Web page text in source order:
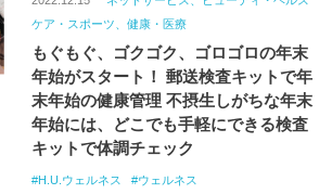
ケア・スポーツ、健康・医療
もぐもぐ、ゴクゴク、ゴロゴロの年末
年始がスタート！ 郵送検査キットで年
末年始の健康管理 不摂生しがちな年末
年始には、どこでも手軽にできる検査
キットで体調チェック
H.U.ウェルネス
ウェルネス